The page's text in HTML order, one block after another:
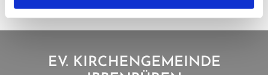
EV. KIRCHENGEMEINDE